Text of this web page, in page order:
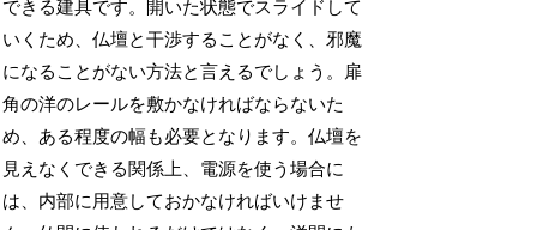
できる建具です。開いた状態でスライドして
いくため、仏壇と干渉することがなく、邪魔
になることがない方法と言えるでしょう。扉
角の洋のレールを敷かなければならないた
め、ある程度の幅も必要となります。仏壇を
見えなくできる関係上、電源を使う場合に
は、内部に用意しておかなければいけませ